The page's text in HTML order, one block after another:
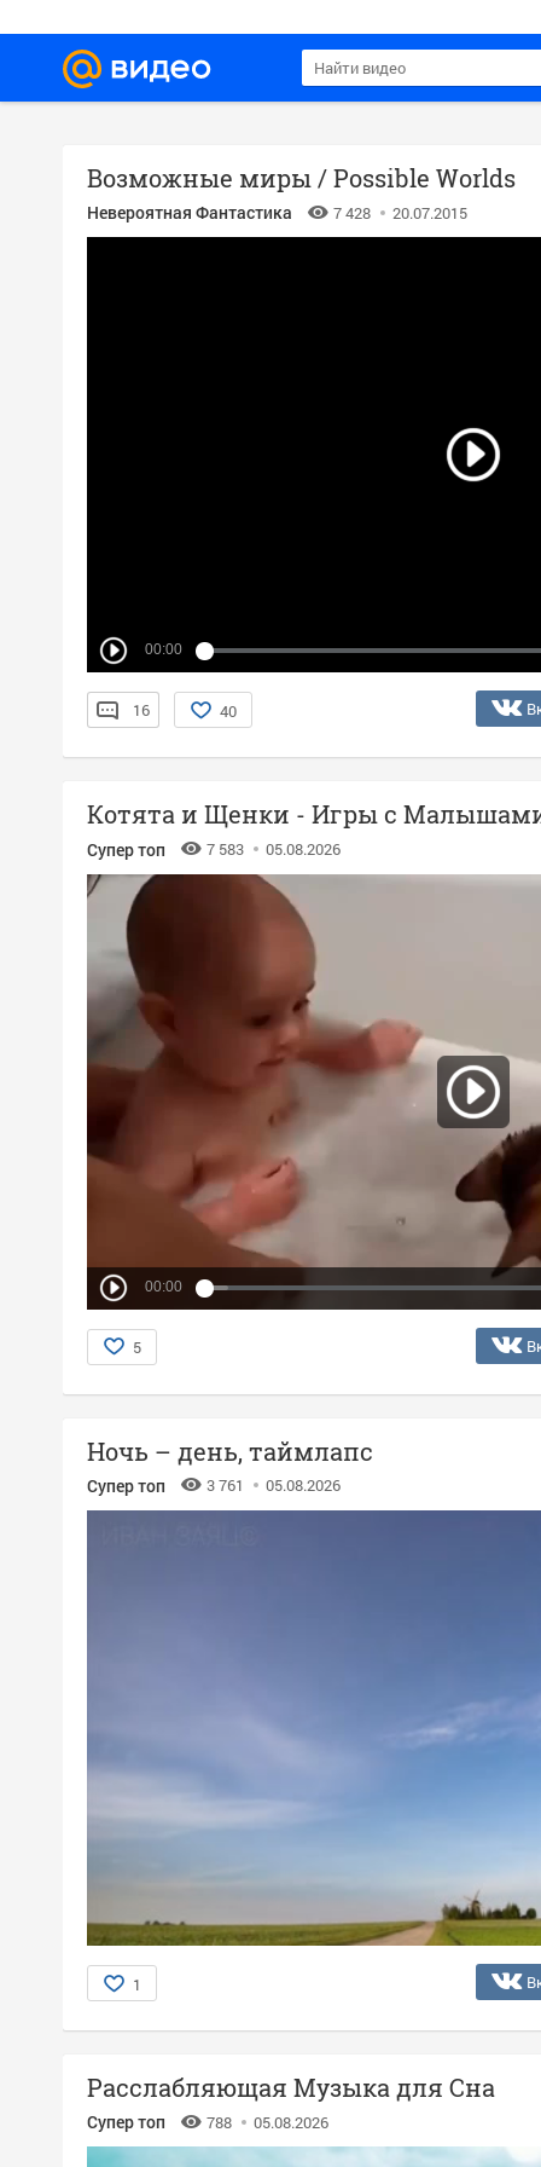
Возможные миры / Possible Worlds
Невероятная Фантастика 7 428 20.07.2015
00:00
16 40
Котята и Щенки - Игры с
Супер топ 7 583 05.08.2026
00:00
5
Ночь – день, таймлапс
Супер топ 3 761 05.08.2026
1
Расслабляющая Музыка для Сна
Супер топ 788 05.08.2026